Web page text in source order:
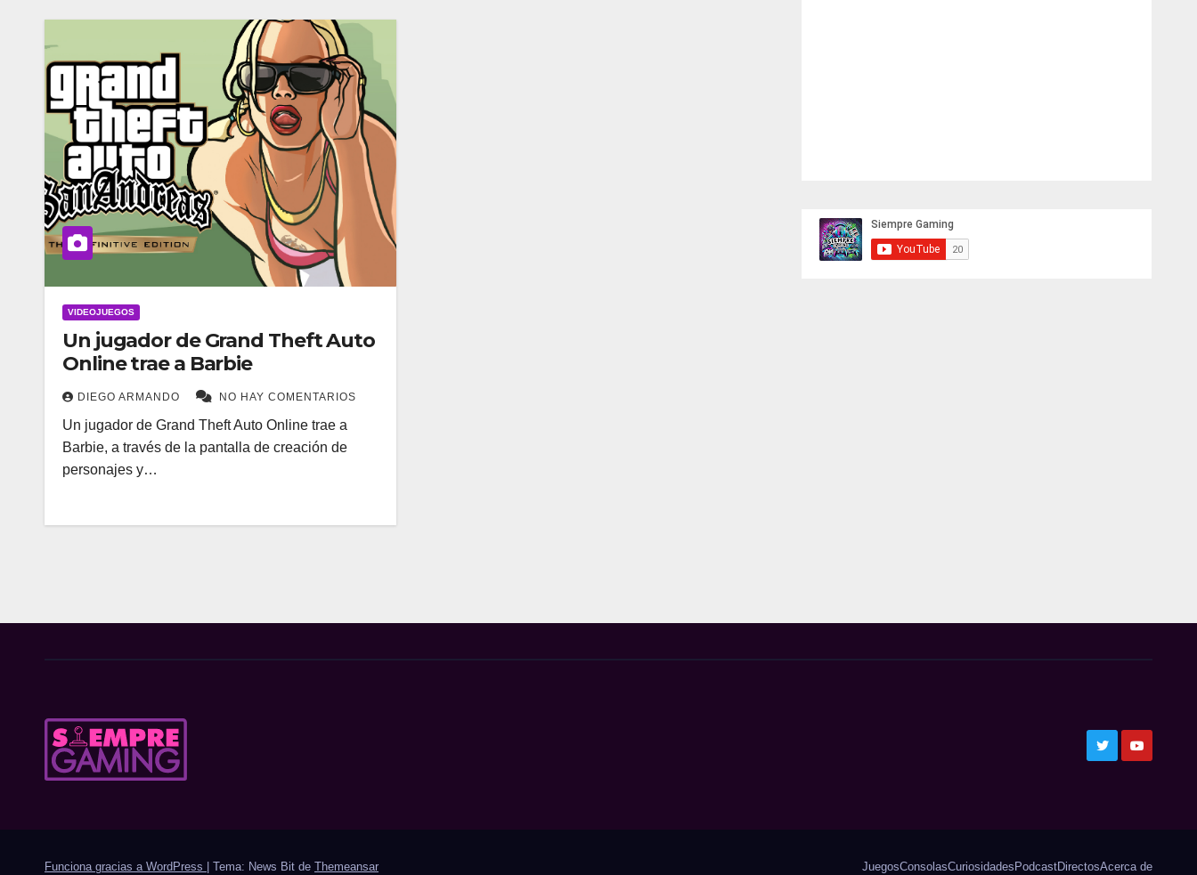
VIDEOJUEGOS
Un jugador de Grand Theft Auto
Online trae a Barbie
DIEGO ARMANDO NO HAY COMENTARIOS
Un jugador de Grand Theft Auto Online trae a
Barbie, a través de la pantalla de creación de
personajes y…
Funciona gracias a WordPress Tema: News Bit de Themeansar JuegosConsolasCuriosidades PodcastDirectosAcerca de